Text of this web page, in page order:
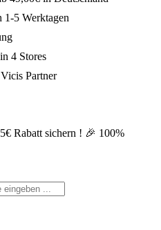
1-5 Werktagen
4 Stores
Partner
Rabatt sichern ! 🎉 100%